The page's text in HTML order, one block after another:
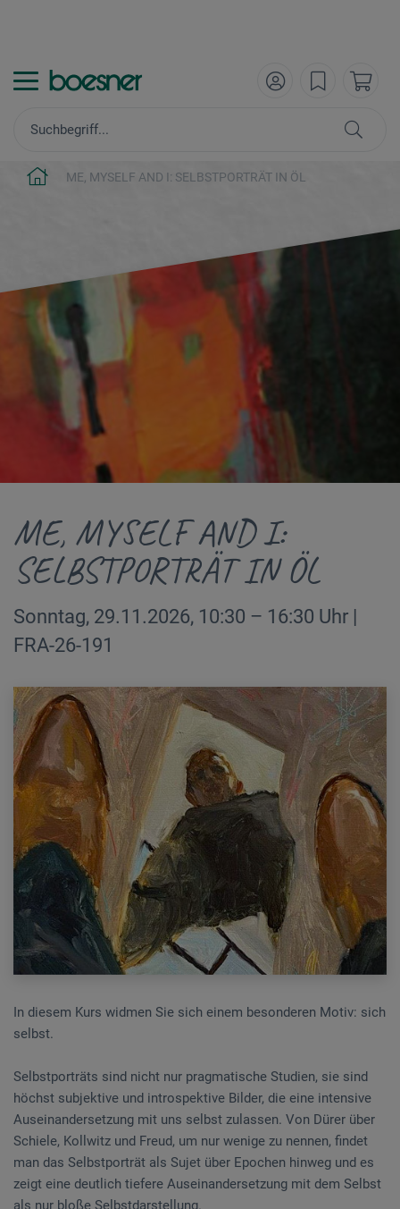
ME, MYSELF AND I: SELBSTPORTRÄT IN ÖL
ME, MYSELF AND I:
SELBSTPORTRÄT IN ÖL
Sonntag, 29.11.2026, 10:30 – 16:30 Uhr |
FRA-26-191
In diesem Kurs widmen Sie sich einem besonderen Motiv: sich
selbst.
Selbstporträts sind nicht nur pragmatische Studien, sie sind
höchst subjektive und introspektive Bilder, die eine intensive
Auseinandersetzung mit uns selbst zulassen. Von Dürer über
Schiele, Kollwitz und Freud, um nur wenige zu nennen, findet
man das Selbstporträt als Sujet über Epochen hinweg und es
zeigt eine deutlich tiefere Auseinandersetzung mit dem Selbst
als nur bloße Selbstdarstellung.